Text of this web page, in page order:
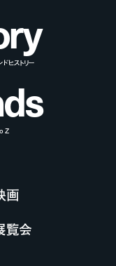
ry
ヒストリー
ds
Z
画
覧会